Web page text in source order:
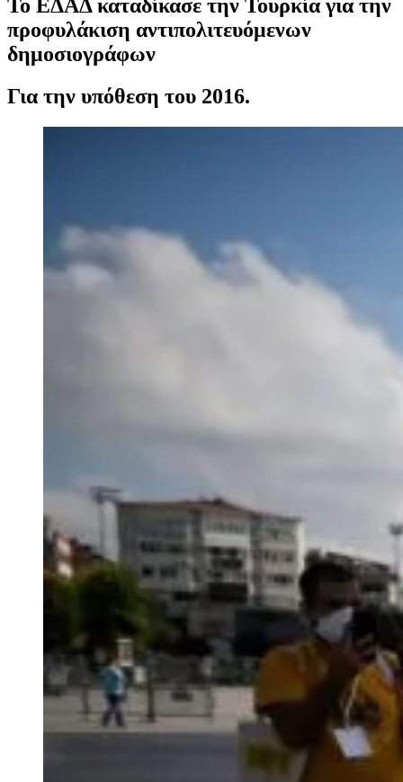
Το ΕΔΑΔ καταδίκασε την Τουρκία για την
προφυλάκιση αντιπολιτευόμενων
δημοσιογράφων
Για την υπόθεση του 2016.